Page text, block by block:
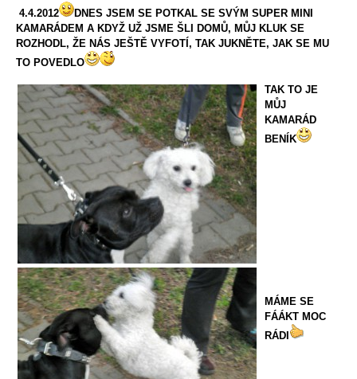
4.4.2012
DNES JSEM SE POTKAL SE SVÝM SUPER MINI
KAMARÁDEM A KDYŽ UŽ JSME ŠLI DOMŮ, MŮJ KLUK SE
ROZHODL, ŽE NÁS JEŠTĚ VYFOTÍ, TAK JUKNĚTE, JAK SE MU
TO POVEDLO
TAK TO JE
MŮJ
KAMARÁD
BENÍK
MÁME SE
FÁÁKT MOC
RÁDI